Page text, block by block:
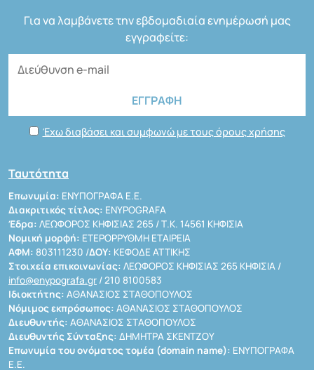
Για να λαμβάνετε την εβδομαδιαία ενημέρωσή μας
εγγραφείτε:
Έχω διαβάσει και συμφωνώ με τους όρους χρήσης
Ταυτότητα
Επωνυμία: ΕΝΥΠΟΓΡΑΦΑ Ε.Ε.
Διακριτικός τίτλος: ENYPOGRAFA
Έδρα: ΛΕΩΦΟΡΟΣ ΚΗΦΙΣΙΑΣ 265 / Τ.Κ. 14561 ΚΗΦΙΣΙΑ
Νομική μορφή: ΕΤΕΡΟΡΡΥΘΜΗ ΕΤΑΙΡΕΙΑ
ΑΦΜ: 803111230 /ΔΟΥ: ΚΕΦΟΔΕ ΑΤΤΙΚΗΣ
Στοιχεία επικοινωνίας: ΛΕΩΦΟΡΟΣ ΚΗΦΙΣΙΑΣ 265 ΚΗΦΙΣΙΑ /
info@enypografa.gr / 210 8100583
Ιδιοκτήτης: ΑΘΑΝΑΣΙΟΣ ΣΤΑΘΟΠΟΥΛΟΣ
Νόμιμος εκπρόσωπος: ΑΘΑΝΑΣΙΟΣ ΣΤΑΘΟΠΟΥΛΟΣ
Διευθυντής: ΑΘΑΝΑΣΙΟΣ ΣΤΑΘΟΠΟΥΛΟΣ
Διευθυντής Σύνταξης: ΔΗΜΗΤΡΑ ΣΚΕΝΤΖΟΥ
Επωνυμία του ονόματος τομέα (domain name): ΕΝΥΠΟΓΡΑΦΑ
Ε.Ε.